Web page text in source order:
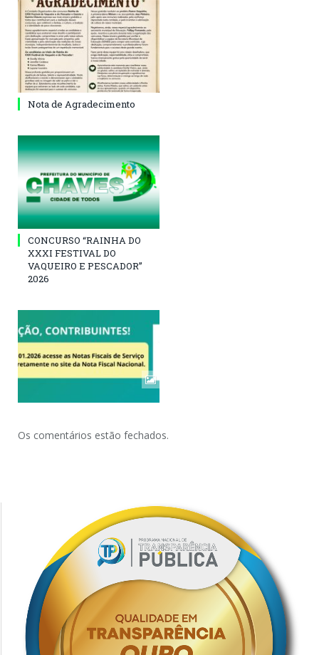
Nota de Agradecimento
CONCURSO “RAINHA DO
XXXI FESTIVAL DO
VAQUEIRO E PESCADOR”
2026
Os comentários estão fechados.